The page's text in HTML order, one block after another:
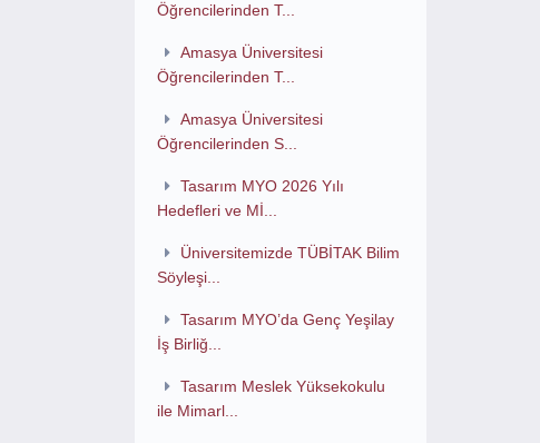
Öğrencilerinden T...
Amasya Üniversitesi
Öğrencilerinden T...
Amasya Üniversitesi
Öğrencilerinden S...
Tasarım MYO 2026 Yılı
Hedefleri ve Mİ...
Üniversitemizde TÜBİTAK Bilim
Söyleşi...
Tasarım MYO’da Genç Yeşilay
İş Birliğ...
Tasarım Meslek Yüksekokulu
ile Mimarl...